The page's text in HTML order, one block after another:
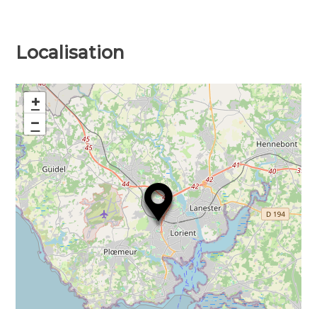
Localisation
+
−